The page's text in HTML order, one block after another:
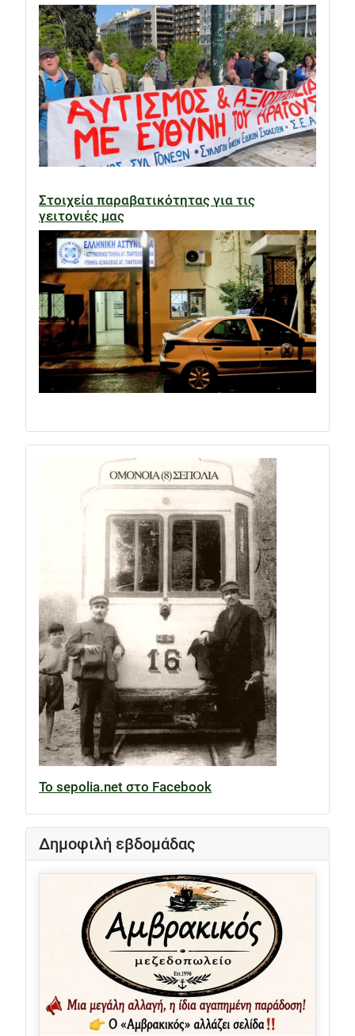
Στοιχεία παραβατικότητας για τις
γειτονιές μας
Το sepolia.net στο Facebook
Δημοφιλή εβδομάδας